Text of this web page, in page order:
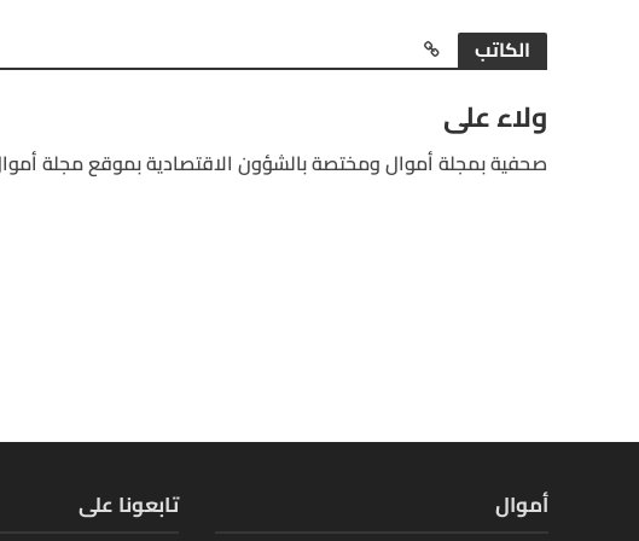
الكاتب
ولاء على
صحفية بمجلة أموال ومختصة بالشؤون الاقتصادية بموقع مجلة
تابعونا على أموال